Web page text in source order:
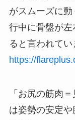
がスムーズに
行中に骨盤が
ると言われてい
https://
「お尻の筋肉
は姿勢の安定